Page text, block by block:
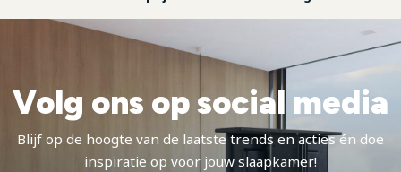
Volg ons op social media
Blijf op de hoogte van de laatste trends en acties én doe
inspiratie op voor jouw slaapkamer!